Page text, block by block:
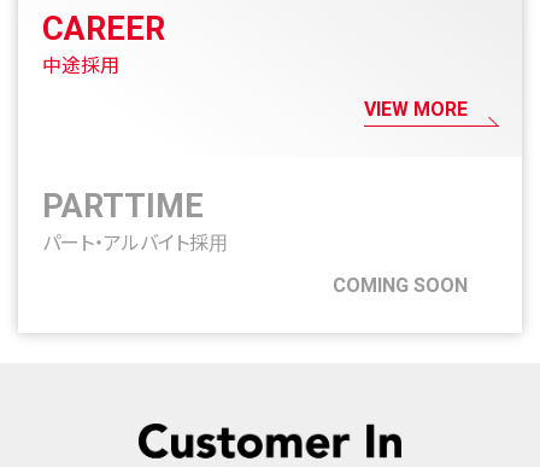
CAREER
中途採用
VIEW MORE
PARTTIME
パート・アルバイト採用
COMING SOON